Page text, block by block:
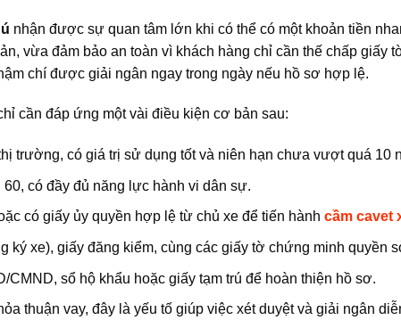
nhận được sự quan tâm lớn khi có thể có một khoản tiền
vừa đảm bảo an toàn vì khách hàng chỉ cần thế chấp giấy
chí được giải ngân ngay trong ngày nếu hồ sơ hợp lệ.
cần đáp ứng một vài điều kiện cơ bản sau:
trường, có giá trị sử dụng tốt và niên hạn chưa vượt quá 10
có đầy đủ năng lực hành vi dân sự.
có giấy ủy quyền hợp lệ từ chủ xe để tiến hành cầm cavet
ký xe), giấy đăng kiểm, cùng các giấy tờ chứng minh quyền
sổ hộ khẩu hoặc giấy tạm trú để hoàn thiện hồ sơ.
thuận vay, đây là yếu tố giúp việc xét duyệt và giải ngân